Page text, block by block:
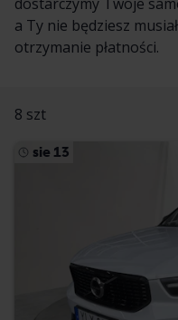
a Ty nie będziesz
otrzymanie płatności.
8 szt
sie 13